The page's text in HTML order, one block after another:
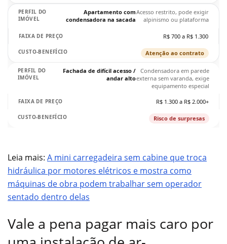
Apartamento com
condensadora na sacada
Acesso restrito, pode exigir
alpinismo ou plataforma
R$ 700 a R$ 1.300
Atenção ao contrato
Fachada de difícil acesso /
andar alto
Condensadora em parede
externa sem varanda, exige
equipamento especial
R$ 1.300 a R$ 2.000+
Risco de surpresas
Leia mais: A mini carregadeira sem cabine que troca
hidráulica por motores elétricos e mostra como
máquinas de obra podem trabalhar sem operador
sentado dentro delas
Vale a pena pagar mais caro por